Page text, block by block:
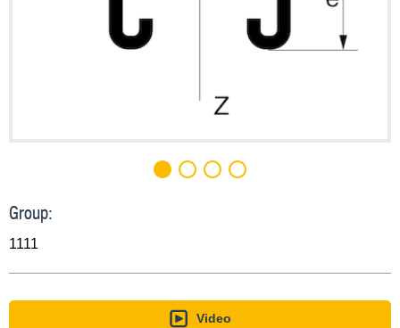
Group:
1111
Video